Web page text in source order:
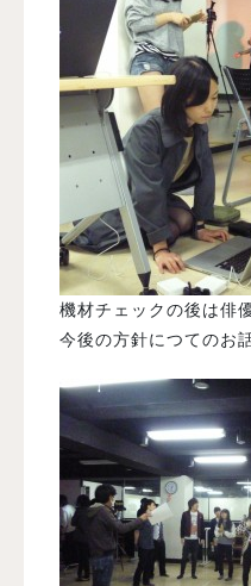
機材チェックの後は俳